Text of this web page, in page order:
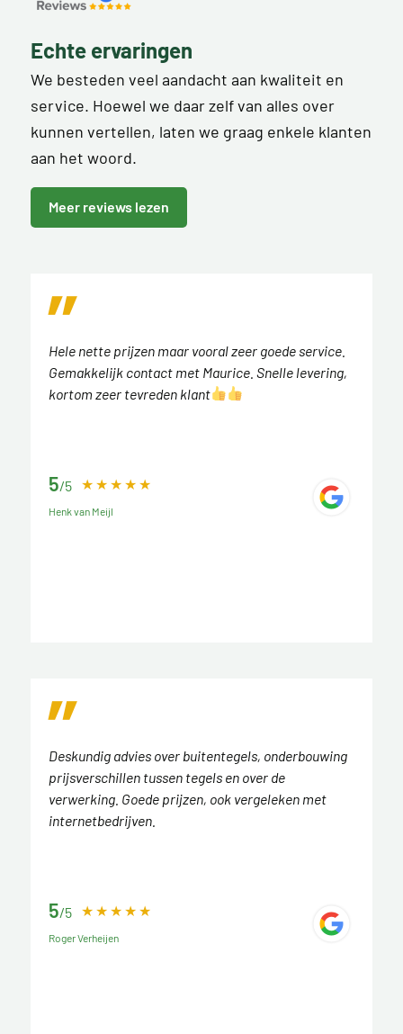
Echte ervaringen
We besteden veel aandacht aan kwaliteit en
service. Hoewel we daar zelf van alles over
kunnen vertellen, laten we graag enkele klanten
aan het woord.
Meer reviews lezen
Hele nette prijzen maar vooral zeer goede service.
Gemakkelijk contact met Maurice. Snelle levering,
kortom zeer tevreden klant
5/5
Henk van Meijl
Deskundig advies over buitentegels, onderbouwing
prijsverschillen tussen tegels en over de
verwerking. Goede prijzen, ook vergeleken met
internetbedrijven.
5/5
Roger Verheijen